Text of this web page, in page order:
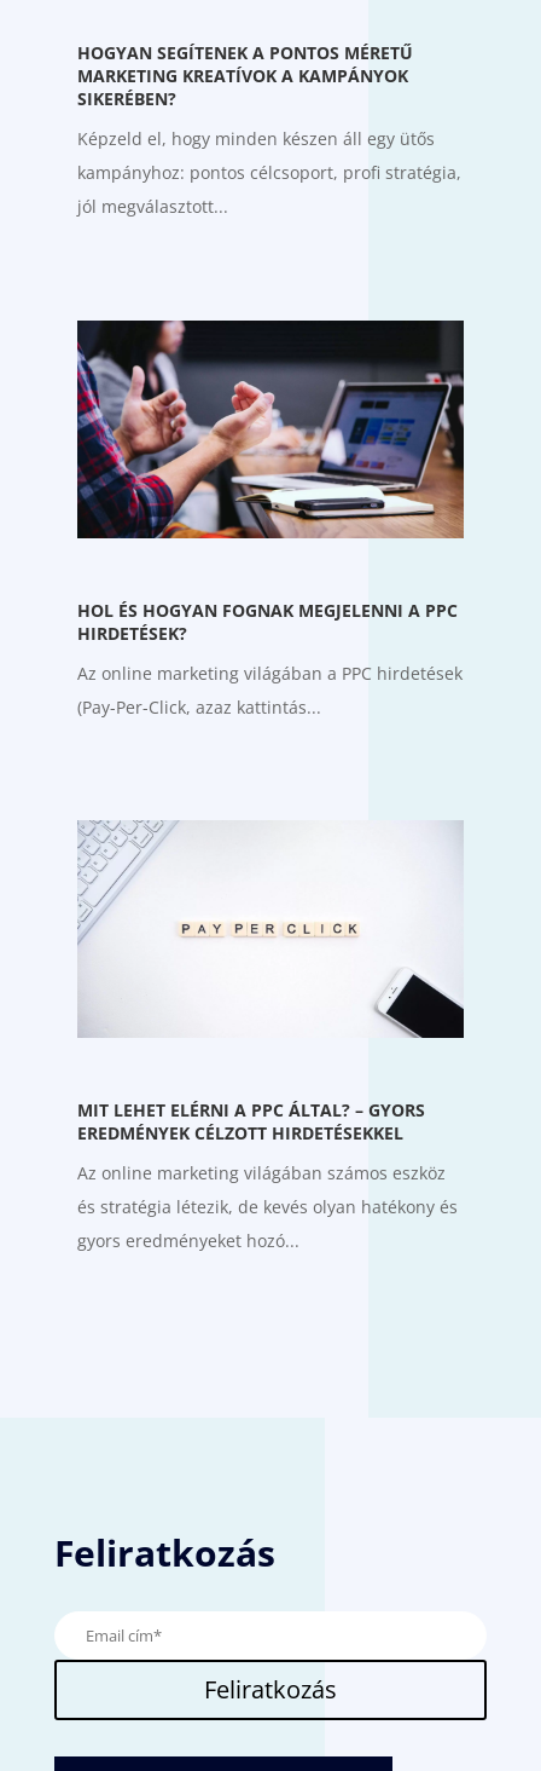
HOGYAN SEGÍTENEK A PONTOS MÉRETŰ
MARKETING KREATÍVOK A KAMPÁNYOK
SIKERÉBEN?
Képzeld el, hogy minden készen áll egy ütős
kampányhoz: pontos célcsoport, profi stratégia,
jól megválasztott...
HOL ÉS HOGYAN FOGNAK MEGJELENNI A PPC
HIRDETÉSEK?
Az online marketing világában a PPC hirdetések
(Pay-Per-Click, azaz kattintás...
MIT LEHET ELÉRNI A PPC ÁLTAL? – GYORS
EREDMÉNYEK CÉLZOTT HIRDETÉSEKKEL
Az online marketing világában számos eszköz
és stratégia létezik, de kevés olyan hatékony és
gyors eredményeket hozó...
Feliratkozás
Feliratkozás